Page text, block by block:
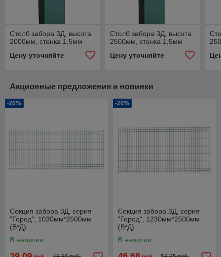
Столб забора 3Д, высота
2000мм, стенка 1,5мм
Цену уточняйте
Столб забора 3Д, высота
2500мм, стенка 1,5мм
Цену уточняйте
Акционные предложения и новинки
-20%
Секция забора 3Д, серия
"Город", 1030мм*2500мм
(В*Д)
В наличии
-20%
Секция забора 3Д, серия
"Город", 1230мм*2500мм
(В*Д)
В наличии